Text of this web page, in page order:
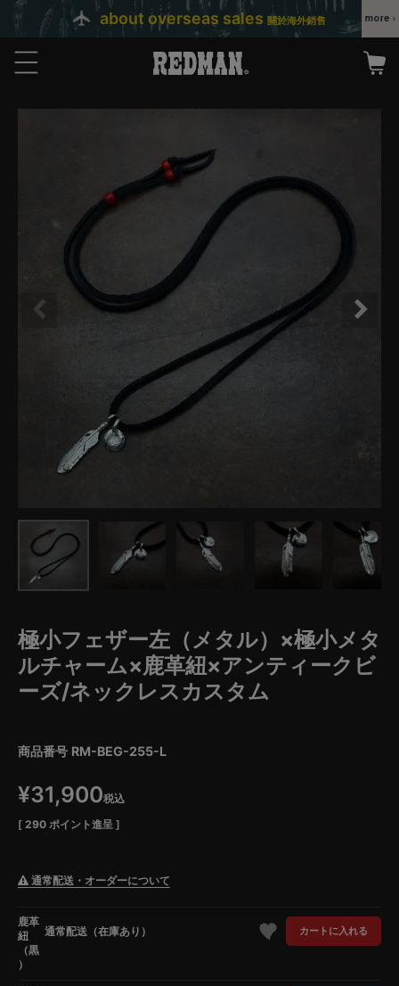
about overseas sales 關於海外銷售
極小フェザー左（メタル）×極小メタ
ルチャーム×鹿革紐×アンティークビ
ーズ/ネックレスカスタム
商品番号 RM-BEG-255-L
¥31,900税込
[ 290 ポイント進呈 ]
通常配送・オーダーについて
鹿革
紐
（黒
）
通常配送（在庫あり） カートに入れる